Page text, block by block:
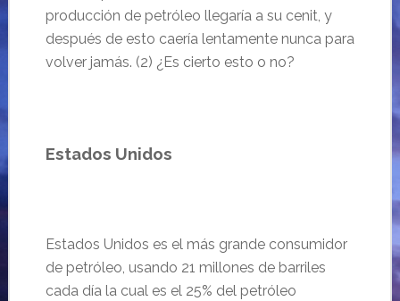
producción de petróleo llegaría a su cenit, y
después de esto caería lentamente nunca para
volver jamás. (2) ¿Es cierto esto o no?
Estados Unidos
Estados Unidos es el más grande consumidor
de petróleo, usando 21 millones de barriles
cada día la cual es el 25% del petróleo